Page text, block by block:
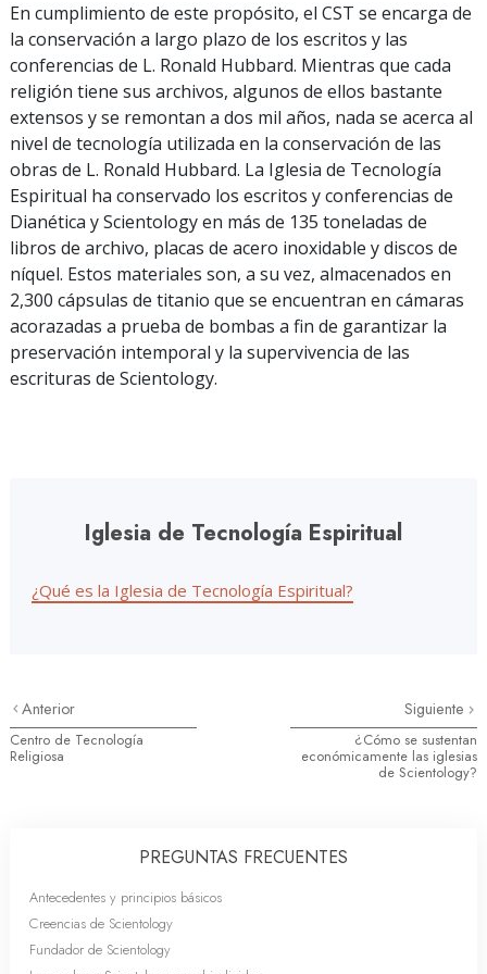
En cumplimiento de este propósito, el CST se encarga de
la conservación a largo plazo de los escritos y las
conferencias de L. Ronald Hubbard. Mientras que cada
religión tiene sus archivos, algunos de ellos bastante
extensos y se remontan a dos mil años, nada se acerca al
nivel de tecnología utilizada en la conservación de las
obras de L. Ronald Hubbard. La Iglesia de Tecnología
Espiritual ha conservado los escritos y conferencias de
Dianética y Scientology en más de 135 toneladas de
libros de archivo, placas de acero inoxidable y discos de
níquel. Estos materiales son, a su vez, almacenados en
2,300 cápsulas de titanio que se encuentran en cámaras
acorazadas a prueba de bombas a fin de garantizar la
preservación intemporal y la supervivencia de las
escrituras de Scientology.
Iglesia de Tecnología Espiritual
¿Qué es la Iglesia de Tecnología Espiritual?
Anterior
Centro de Tecnología
Religiosa
Siguiente
¿Cómo se sustentan
económicamente las iglesias
de Scientology?
PREGUNTAS FRECUENTES
Antecedentes y principios básicos
Creencias de Scientology
Fundador de Scientology